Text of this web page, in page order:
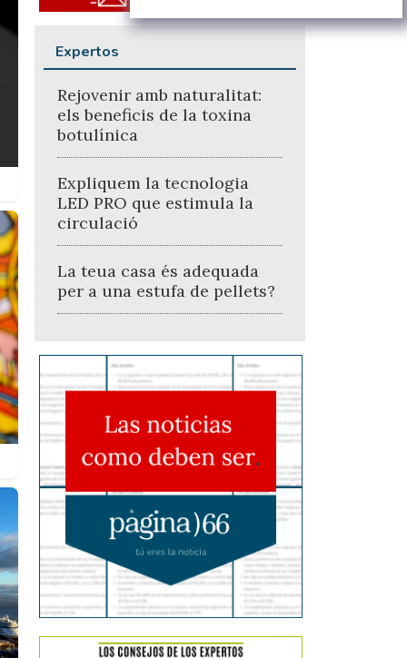
Expertos
Rejovenir amb naturalitat:
els beneficis de la toxina
botulínica
Expliquem la tecnologia
LED PRO que estimula la
circulació
La teua casa és adequada
per a una estufa de pellets?